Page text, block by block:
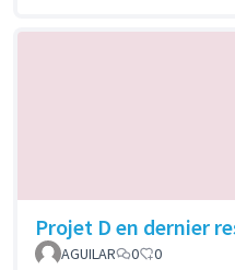
Projet D en dernier
AGUILAR 0 0